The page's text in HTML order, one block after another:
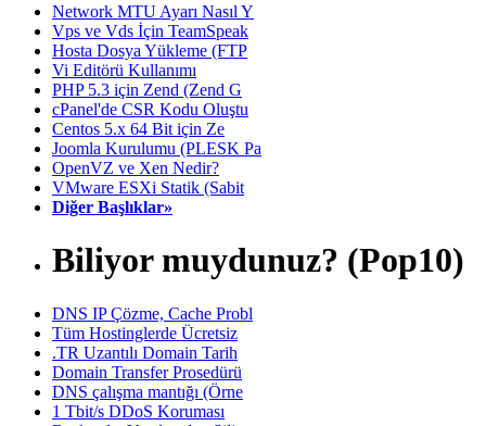
Network MTU Ayarı Nasıl Y
Vps ve Vds İçin TeamSpeak
Hosta Dosya Yükleme (FTP
Vi Editörü Kullanımı
PHP 5.3 için Zend (Zend G
cPanel'de CSR Kodu Oluştu
Centos 5.x 64 Bit için Ze
Joomla Kurulumu (PLESK Pa
OpenVZ ve Xen Nedir?
VMware ESXi Statik (Sabit
Diğer Başlıklar»
Biliyor muydunuz? (Pop10)
DNS IP Çözme, Cache Probl
Tüm Hostinglerde Ücretsiz
.TR Uzantılı Domain Tarih
Domain Transfer Prosedürü
DNS çalışma mantığı (Örne
1 Tbit/s DDoS Koruması